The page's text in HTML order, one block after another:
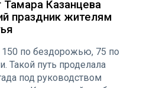
Казанцева
праздник жителям
по бездорожью, 75 по
Такой путь проделала
под руководством